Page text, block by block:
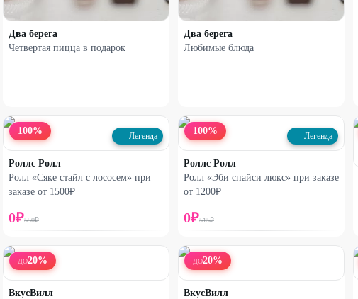
Два берега
Четвертая пицца в подарок
Два берега
Любимые блюда
100% Легенда
Роллс Ролл
Ролл «Сяке стайл с лососем» при
заказе от 1500₽
0₽550₽
100% Легенда
Роллс Ролл
Ролл «Эби спайси люкс» при заказе
от 1200₽
0₽515₽
ДО20%
ВкусВилл
ДО20%
ВкусВилл